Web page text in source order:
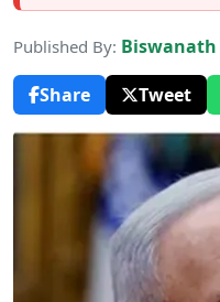
Published By: Biswanath
Share
Tweet